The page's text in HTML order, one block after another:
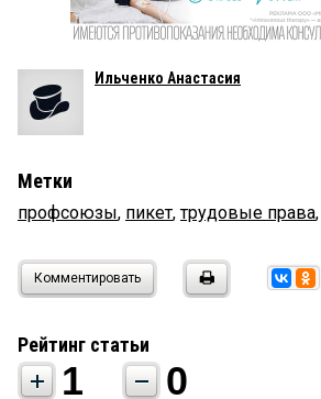
Ильченко Анастасия
Метки
профсоюзы, пикет,трудовые права,
Комментировать
Рейтинг статьи
1 0